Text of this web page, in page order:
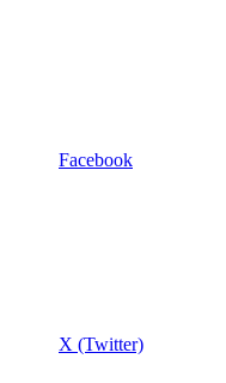
Facebook
X (Twitter)